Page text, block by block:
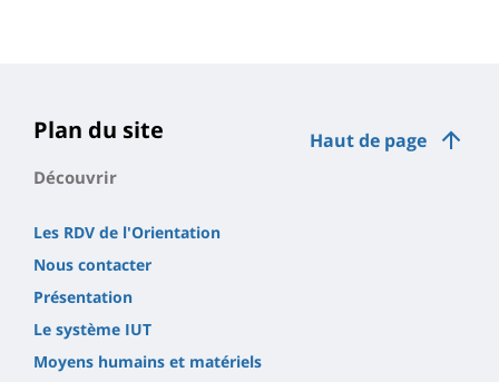
Haut de page
Plan du site
Découvrir
Les RDV de l'Orientation
Nous contacter
Présentation
Le système IUT
Moyens humains et matériels